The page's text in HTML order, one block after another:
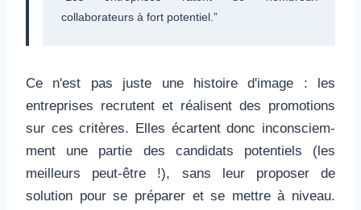
collaborateurs à fort potentiel.
Ce n'est pas juste une histoire d'image : les
entreprises ­recrutent et réalisent des promotions
sur ces critères. Elles écartent donc inconsciem­
ment une partie des candidats potentiels (les
meilleurs peut-être !), sans leur proposer de
solution pour se préparer et se mettre à niveau.